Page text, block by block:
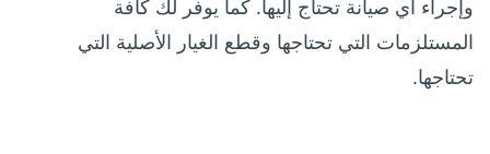
وإجراء أي صيانة تحتاج إليها. كما يوفر لك كافة
المستلزمات التي تحتاجها وقطع الغيار الأصلية التي
تحتاجها.